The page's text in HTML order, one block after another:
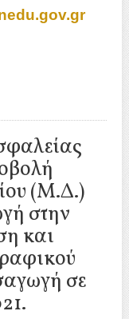
(Μ.Δ.)
στην
και
σε